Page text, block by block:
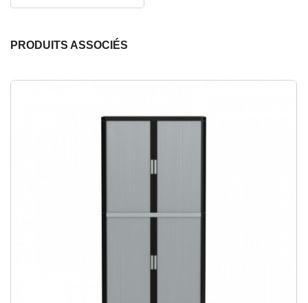
PRODUITS ASSOCIÉS